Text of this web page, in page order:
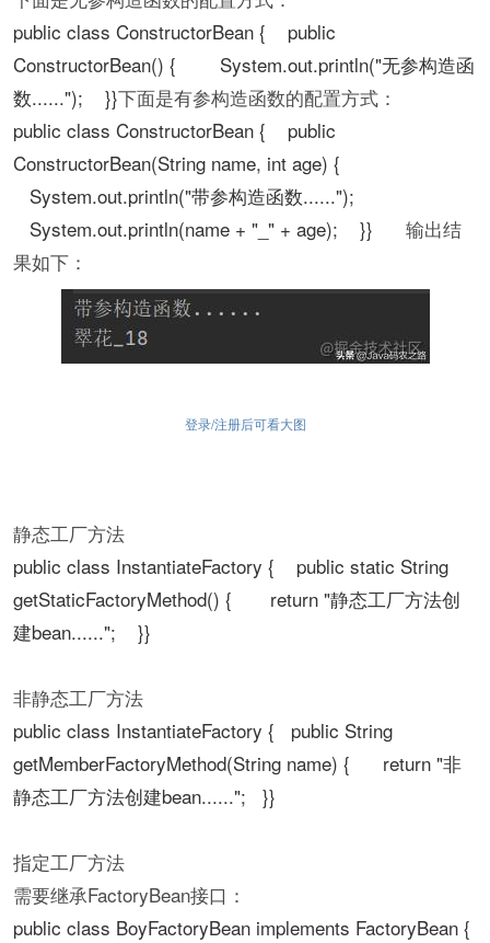
public class ConstructorBean { public
ConstructorBean() { System.out.println("无参构造函
数......"); }}下面是有参构造函数的配置方式：
public class ConstructorBean { public
ConstructorBean(String name, int age) {
System.out.println("带参构造函数......");
System.out.println(name + "_" + age); }} 输出结
果如下：
登录/注册后可看大图
静态工厂方法
public class InstantiateFactory { public static String
getStaticFactoryMethod() { return "静态工厂方法创
建bean......"; }}
非静态工厂方法
public class InstantiateFactory { public String
getMemberFactoryMethod(String name) { return "非
静态工厂方法创建bean......"; }}
指定工厂方法
需要继承FactoryBean接口：
public class BoyFactoryBean implements FactoryBean {